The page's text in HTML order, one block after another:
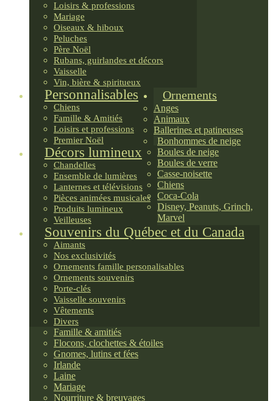
Loisirs & professions
Mariage
Oiseaux & hiboux
Peluches
Père Noël
Rubans, guirlandes et décors
Vaisselle
Vin, bière & spiritueux
Personnalisables
Chiens
Famille & Amitiés
Loisirs et professions
Premier Noël
Décors lumineux
Chandelles
Ensemble de lumières
Lanternes et télévisions
Pièces animées musicales
Produits lumineux
Veilleuses
Souvenirs du Québec et du Canada
Aimants
Nos exclusivités
Ornements famille personalisables
Ornements souvenirs
Porte-clés
Vaisselle souvenirs
Vêtements
Divers
Ornements
Anges
Animaux
Ballerines et patineuses
Bonhommes de neige
Boules de neige
Boules de verre
Casse-noisette
Chiens
Coca-Cola
Disney, Peanuts, Grinch,
Marvel
Famille & amitiés
Flocons, clochettes & étoiles
Gnomes, lutins et fées
Irlande
Laine
Mariage
Nourriture & breuvages